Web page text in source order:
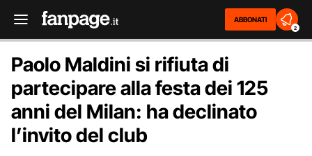
ABBONATI
2
Paolo Maldini si rifiuta di
partecipare alla festa dei 125
anni del Milan: ha declinato
l’invito del club